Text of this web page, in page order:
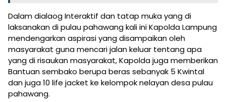
Dalam dialaog Interaktif dan tatap muka yang di
laksanakan di pulau pahawang kali ini Kapolda Lampung
mendengarkan aspirasi yang disampaikan oleh
masyarakat guna mencari jalan keluar tentang apa
yang di risaukan masyarakat, Kapolda juga memberikan
Bantuan sembako berupa beras sebanyak 5 Kwintal
dan juga 10 life jacket ke kelompok nelayan desa pulau
pahawang.